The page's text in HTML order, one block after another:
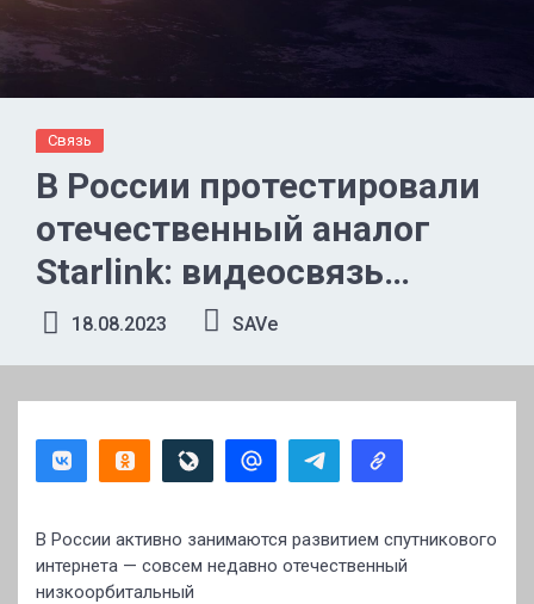
Связь
В России протестировали
отечественный аналог
Starlink: видеосвязь
работает отлично
18.08.2023 SAVe
В России активно занимаются развитием спутникового
интернета — совсем недавно отечественный
низкоорбитальный